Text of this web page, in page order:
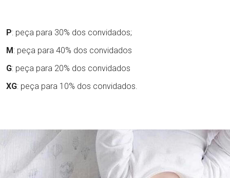
P: peça para 30% dos convidados;
M: peça para 40% dos convidados
G: peça para 20% dos convidados
XG: peça para 10% dos convidados.